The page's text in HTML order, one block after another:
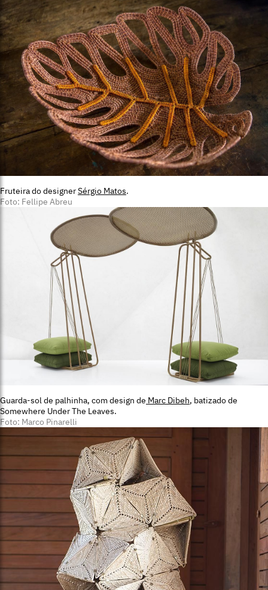
Fruteira do designerSérgio Matos.
Foto: Fellipe Abreu
Guarda-sol de palhinha, com design de Marc Dibeh, batizado de
Somewhere Under The Leaves.
Foto: Marco Pinarelli